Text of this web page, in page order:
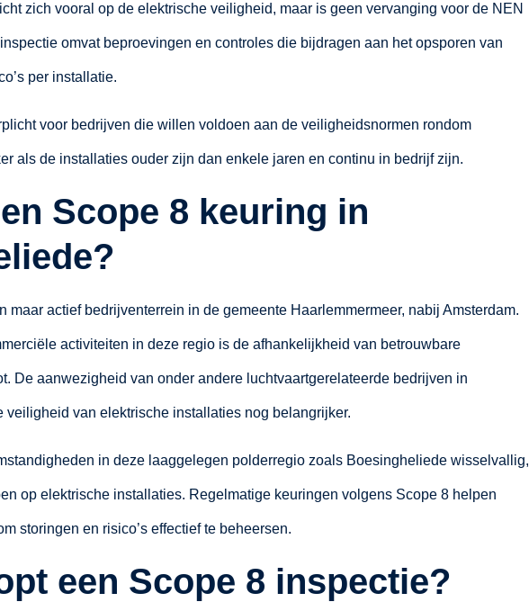
zich vooral op de elektrische veiligheid, maar is geen vervanging voor de NEN
omvat beproevingen en controles die bijdragen aan het opsporen van
per installatie.
voor bedrijven die willen voldoen aan de veiligheidsnormen rondom
als de installaties ouder zijn dan enkele jaren en continu in bedrijf zijn.
Scope 8 keuring in
maar actief bedrijventerrein in de gemeente Haarlemmermeer, nabij Amsterdam.
activiteiten in deze regio is de afhankelijkheid van betrouwbare
De aanwezigheid van onder andere luchtvaartgerelateerde bedrijven in
veiligheid van elektrische installaties nog belangrijker.
in deze laaggelegen polderregio zoals Boesingheliede wisselvallig,
op elektrische installaties. Regelmatige keuringen volgens Scope 8 helpen
storingen en risico’s effectief te beheersen.
een Scope 8 inspectie?